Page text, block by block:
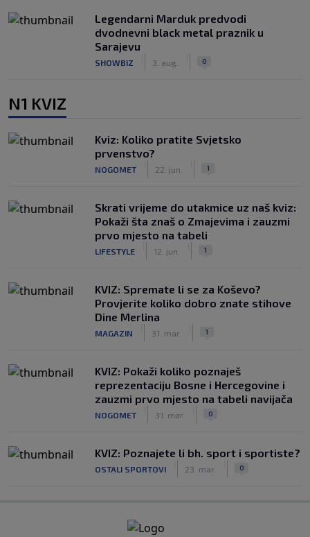
Legendarni Marduk predvodi
dvodnevni black metal praznik u
Sarajevu
SHOWBIZ 3. aug. 0
N1 KVIZ
Kviz: Koliko pratite Svjetsko
prvenstvo?
NOGOMET 22. jun. 1
Skrati vrijeme do utakmice uz naš kviz:
Pokaži šta znaš o Zmajevima i zauzmi
prvo mjesto na tabeli
LIFESTYLE 12. jun. 1
KVIZ: Spremate li se za Koševo?
Provjerite koliko dobro znate stihove
Dine Merlina
MAGAZIN 31. mar. 1
KVIZ: Pokaži koliko poznaješ
reprezentaciju Bosne i Hercegovine i
zauzmi prvo mjesto na tabeli navijača
NOGOMET 31. mar. 0
KVIZ: Poznajete li bh. sport i sportiste?
OSTALI SPORTOVI 23. mar. 0